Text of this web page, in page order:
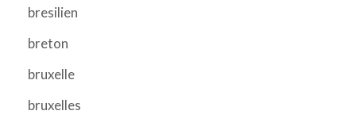
bresilien
breton
bruxelle
bruxelles